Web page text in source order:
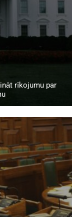
rīkojumu par